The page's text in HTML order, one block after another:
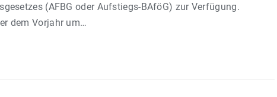
(AFBG oder Aufstiegs-BAföG) zur Verfügung.
dem Vorjahr um…